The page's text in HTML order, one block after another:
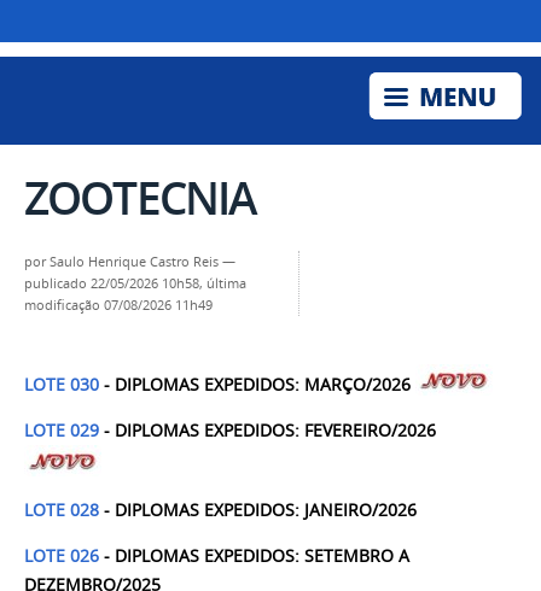
ZOOTECNIA
porSaulo Henrique Castro Reis —
publicado 22/05/2026 10h58, última
modificação 07/08/2026 11h49
LOTE 030 - DIPLOMAS EXPEDIDOS: MARÇO/2026
LOTE 029 - DIPLOMAS EXPEDIDOS: FEVEREIRO/2026
LOTE 028 - DIPLOMAS EXPEDIDOS: JANEIRO/2026
LOTE 026 - DIPLOMAS EXPEDIDOS: SETEMBRO A
DEZEMBRO/2025